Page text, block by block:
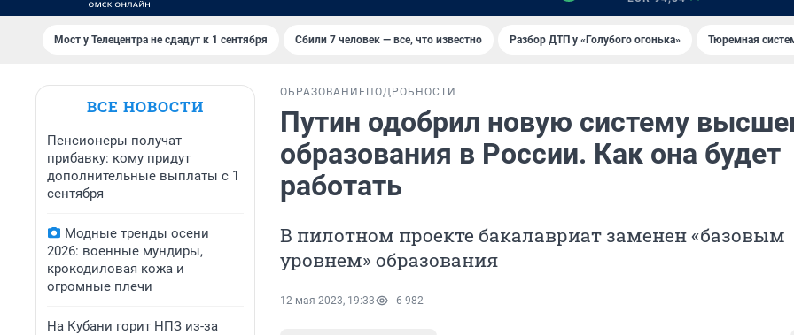
Мост у Телецентра не сдадут к 1 сентября Сбили 7 человек — все, что известно Разбор ДТП у «Голубого огонька» Тюремная
ВСЕ НОВОСТИ
Пенсионеры получат
прибавку: кому придут
дополнительные выплаты с 1
сентября
Модные тренды осени
2026: военные мундиры,
крокодиловая кожа и
огромные плечи
На Кубани горит НПЗ из-за
ОБРАЗОВАНИЕ ПОДРОБНОСТИ
Путин одобрил новую систему
образования в России. Как она будет
работать
В пилотном проекте бакалавриат заменен «базовым
уровнем» образования
12 мая 2023, 19:33 6 982